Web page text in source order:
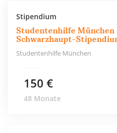
Stipendium
Studentenhilfe München
Schwarzhaupt-
Studentenhilfe München
150 €
48 Monate